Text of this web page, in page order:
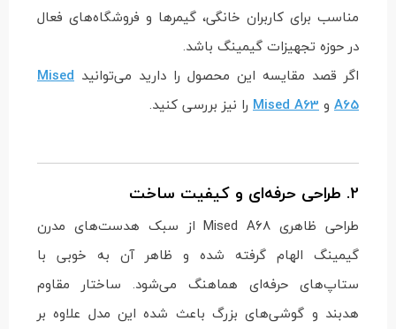
مناسب برای کاربران خانگی، گیمرها و فروشگاه‌های فعال
در حوزه تجهیزات گیمینگ باشد.
اگر قصد مقایسه این محصول را دارید می‌توانید Mised
A65 وMised A63 را نیز بررسی کنید.
2. طراحی حرفه‌ای و کیفیت ساخت
طراحی ظاهری Mised A68 از سبک هدست‌های مدرن
گیمینگ الهام گرفته شده و ظاهر آن به خوبی با
ستاپ‌های حرفه‌ای هماهنگ می‌شود. ساختار مقاوم
هدبند و گوشی‌های بزرگ باعث شده این مدل علاوه بر